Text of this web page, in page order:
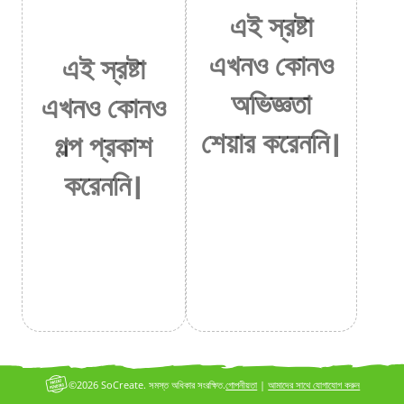
এই স্রষ্টা
এখনও কোনও
গল্প প্রকাশ
করেননি।
এই স্রষ্টা
এখনও কোনও
অভিজ্ঞতা
শেয়ার করেননি।
গোপনীয়তা |আমাদের সাথে যোগাযোগ করুন
©2026 SoCreate. সমস্ত অধিকার সংরক্ষিত.